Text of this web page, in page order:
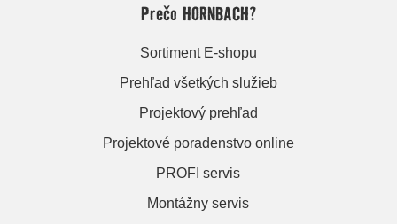
Prečo HORNBACH?
Sortiment E-shopu
Prehľad všetkých služieb
Projektový prehľad
Projektové poradenstvo online
PROFI servis
Montážny servis